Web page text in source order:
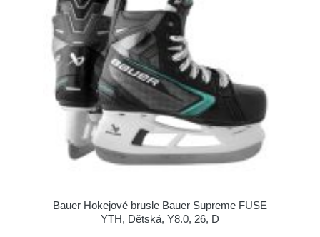
Bauer Hokejové brusle Bauer Supreme FUSE
YTH, Dětská, Y8.0, 26, D